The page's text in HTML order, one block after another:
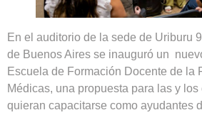
En el auditorio de la sede de Uriburu
de Buenos Aires se inauguró un
Escuela de Formación Docente de la
Médicas, una propuesta para las y
quieran capacitarse como ayudantes